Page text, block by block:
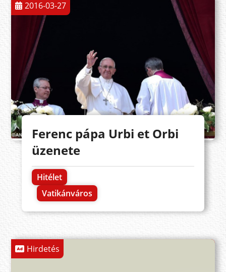
2016-03-27
Ferenc pápa Urbi et Orbi
üzenete
Hitélet
Vatikánváros
Hirdetés